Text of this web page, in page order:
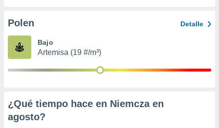
e
mediante
de
Polen Detalle
Bajo
Artemisa (19 #/m³)
¿Qué tiempo hace en Niemcza en
agosto?